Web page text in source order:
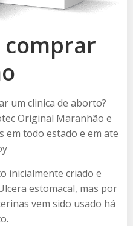
um clinica de aborto?
Original Maranhão e
em todo estado e em ate
inicialmente criado e
estomacal, mas por
vem sido usado há